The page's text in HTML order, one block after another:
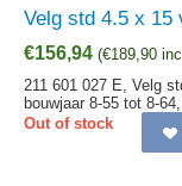
Velg std 4.5 x 15
€156,94 (€189,90
211 601 027 E, Velg
bouwjaar 8-55 tot 8-64,
Out of stock